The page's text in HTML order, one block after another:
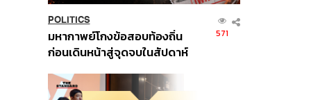
POLITICS
มหากาพย์โกงข้อสอบท้องถิ่น
ก่อนเดินหน้าสู่จุดจบในสัปดาห์
571